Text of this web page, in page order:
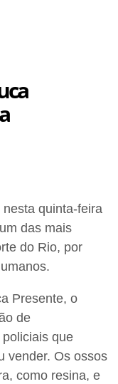
quinta-feira
das mais
do Rio, por
Presente, o
de
que
vender. Os ossos
como resina, e